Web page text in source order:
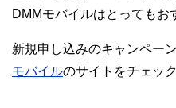
DMMモバイルはとってもお
新規申し込みのキャンペー
モバイルのサイトをチェッ